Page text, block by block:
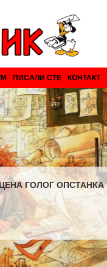
ПИСАЛИ СТЕ КОНТАКТ
ГОЛОГ ОПСТАНКА